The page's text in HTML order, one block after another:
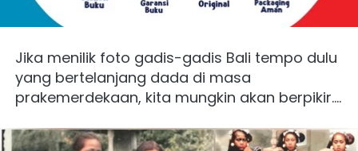
Jika menilik foto gadis-gadis Bali tempo dulu
yang bertelanjang dada di masa
prakemerdekaan, kita mungkin akan berpikir....